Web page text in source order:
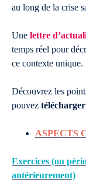
au long de la crise
Une lettre
temps réel pour
ce contexte unique.
Découvrez les
pouvez
ASPECTS
Exercices (ou
antérieurement)